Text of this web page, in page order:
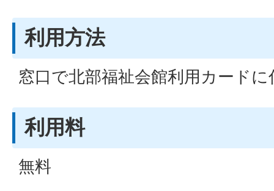
利用方法
窓口で北部福祉会館利用カード
利用料
無料